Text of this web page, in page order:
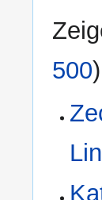
500)